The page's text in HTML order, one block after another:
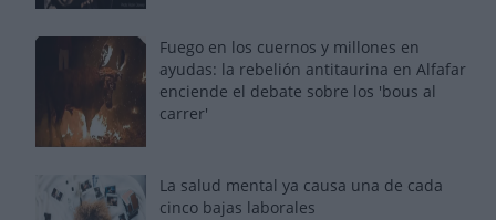
Fuego en los cuernos y millones en
ayudas: la rebelión antitaurina en Alfafar
enciende el debate sobre los 'bous al
carrer'
La salud mental ya causa una de cada
cinco bajas laborales